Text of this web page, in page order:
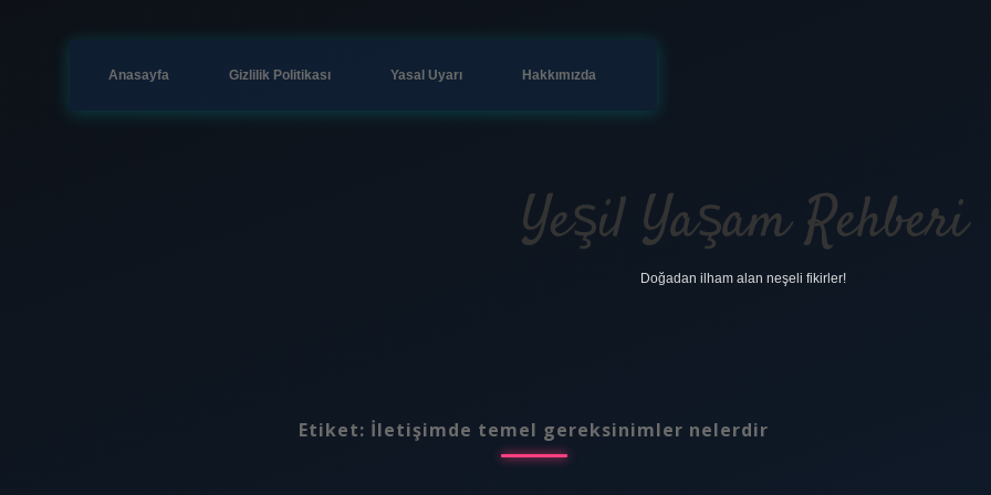
Anasayfa Gizlilik Politikası Yasal Uyarı Hakkımızda
Yeşil Yaşam Rehberi
Doğadan ilham alan neşeli fikirler!
Etiket: İletişimde temel gereksinimler nelerdir